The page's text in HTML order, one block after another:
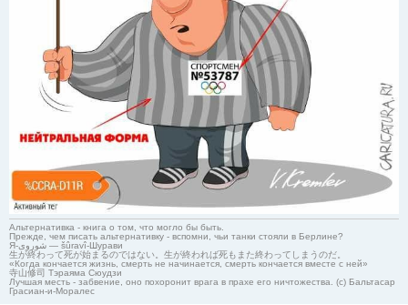
Альтернативка - книга о том, что могло бы быть.
Прежде, чем писать альтернативку - вспомни, чьи танки стояли в Берлине?
Я-شوروی — šûravî-Шурави
生が終わって死が始まるのではない。生が終われば死もまた終わってしまうのだ。
«Когда кончается жизнь, смерть не начинается, смерть кончается вместе с ней»
寺山修司 Тэраяма Сюудзи
Лучшая месть - забвение, оно похоронит врага в прахе его ничтожества. (с) Бальтасар
Грасиан-и-Моралес